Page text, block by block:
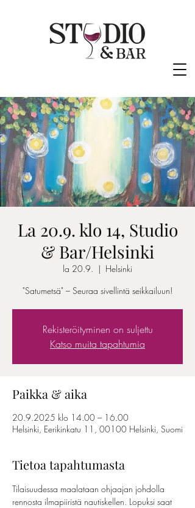
La 20.9. klo 14, Studio
& Bar/Helsinki
la 20.9.
  |
Helsinki
"Satumetsä" – Seuraa sivellintä seikkailuun!
Rekisteröityminen on suljettu
Katso muita tapahtumia
Paikka & aika
20.9.2025 klo 14.00 – 16.00
Helsinki, Eerikinkatu 11, 00100 Helsinki, Suomi
Tietoa tapahtumasta
Tilaisuudessa maalataan ohjaajan johdolla
rennosta ilmapiiristä nautiskellen. Lopuksi saat